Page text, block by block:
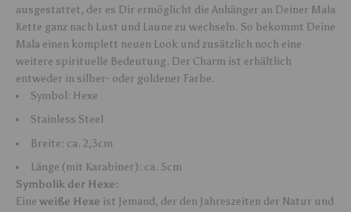
ausgestattet, der es Dir ermöglicht die Anhänger an Deiner Mala
Kette ganz nach Lust und Laune zu wechseln. So bekommt Deine
Mala einen komplett neuen Look und zusätzlich noch eine
weitere spirituelle Bedeutung. Der Charm ist erhältlich
entweder in silber- oder goldener Farbe.
Symbol: Hexe
Stainless Steel
Breite: ca. 2,3cm
Länge (mit Karabiner): ca. 5cm
Symbolik der Hexe:
Eine weiße Hexe ist Jemand, der den Jahreszeiten der Natur und